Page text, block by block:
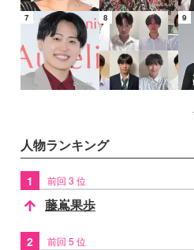
7 8 9
人物ランキング
1 前回 3 位
藤嶌果歩
2 前回 5 位